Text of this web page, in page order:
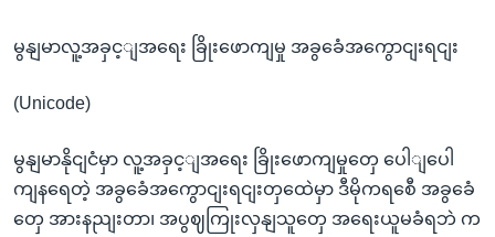
မွနျမာလူ့အခှင့ျအရေး ခြိုးဖောကျမှု အခွခေံအကွောငျးရငျး
(Unicode)
မွနျမာနိုငျငံမှာ လူ့အခှင့ျအရေး ခြိုးဖောကျမှုတှေ ပေါျပေါ
ကျနရေတဲ့ အခွခေံအကွောငျးရငျးတှထေဲမှာ ဒီမိုကရစေီ အခွခေံ
တှေ အားနညျးတာ၊ အပွဈကြုးလှနျသူတှေ အရေးယူမခံရဘဲ က